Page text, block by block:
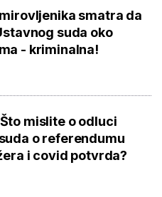
smatra da
suda oko
- kriminalna!
mislite o odluci
o referendumu
i covid potvrda?